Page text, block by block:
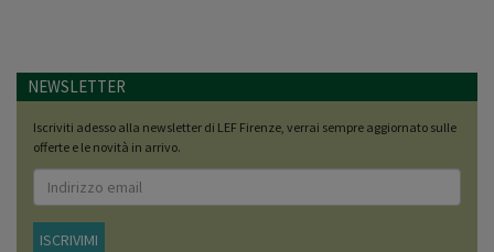
NEWSLETTER
Iscriviti adesso alla newsletter di LEF Firenze, verrai sempre aggiornato sulle
offerte e le novità in arrivo.
ISCRIVIMI